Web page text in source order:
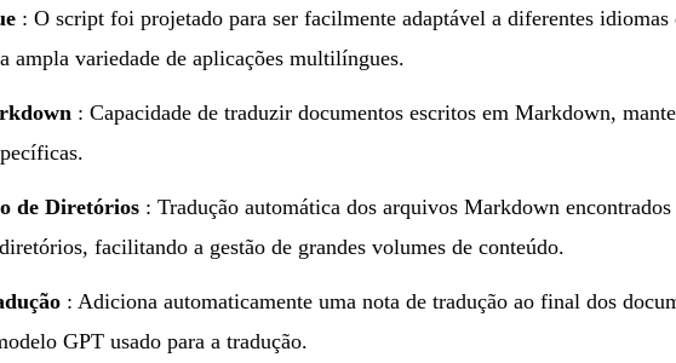
: O script foi projetado para ser facilmente adaptável a diferentes idiomas
ampla variedade de aplicações multilíngues.
: Capacidade de traduzir documentos escritos em Markdown,
de Diretórios : Tradução automática dos arquivos Markdown
facilitando a gestão de grandes volumes de conteúdo.
: Adiciona automaticamente uma nota de tradução ao final dos
GPT usado para a tradução.